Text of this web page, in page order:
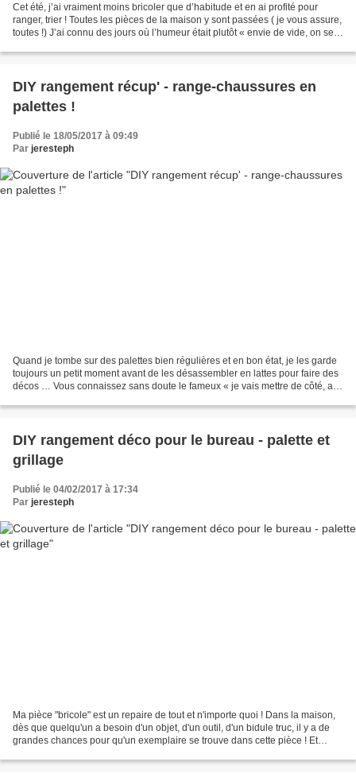
Cet été, j’ai vraiment moins bricoler que d’habitude et en ai profité pour
ranger, trier ! Toutes les pièces de la maison y sont passées ( je vous assure,
toutes !) J’ai connu des jours où l’humeur était plutôt « envie de vide, on se
DIY rangement récup' - range-chaussures en
palettes !
Publié le 18/05/2017 à 09:49
Par jeresteph
Quand je tombe sur des palettes bien régulières et en bon état, je les garde
toujours un petit moment avant de les désassembler en lattes pour faire des
décos … Vous connaissez sans doute le fameux « je vais mettre de côté, au
DIY rangement déco pour le bureau - palette et
grillage
Publié le 04/02/2017 à 17:34
Par jeresteph
Ma pièce "bricole" est un repaire de tout et n'importe quoi ! Dans la maison,
dès que quelqu'un a besoin d'un objet, d'un outil, d'un bidule truc, il y a de
grandes chances pour qu'un exemplaire se trouve dans cette pièce ! Et